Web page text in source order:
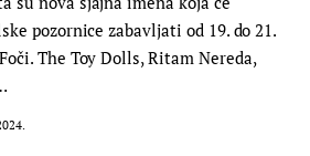
pozornice zabavljati od 19. do 21.
The Toy Dolls, Ritam Nereda,